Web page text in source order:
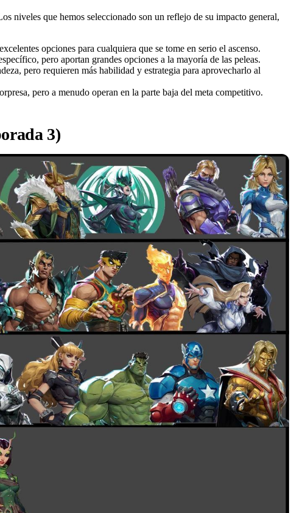
niveles que hemos seleccionado son un reflejo de su impacto general,
opciones para cualquiera que se tome en serio el ascenso.
pero aportan grandes opciones a la mayoría de las peleas.
pero requieren más habilidad y estrategia para aprovecharlo al
pero a menudo operan en la parte baja del meta competitivo.
3)